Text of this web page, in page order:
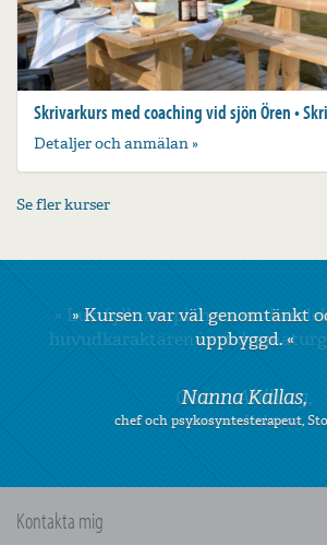
Skrivarkurs med coaching vid sjön Ören •
Detaljer och anmälan »
Se fler kurser
»Kursen var väl genomtänkt
uppbyggd.«
Nanna Kallas,
chef och psykosyntesterapeut,
Kontakta mig